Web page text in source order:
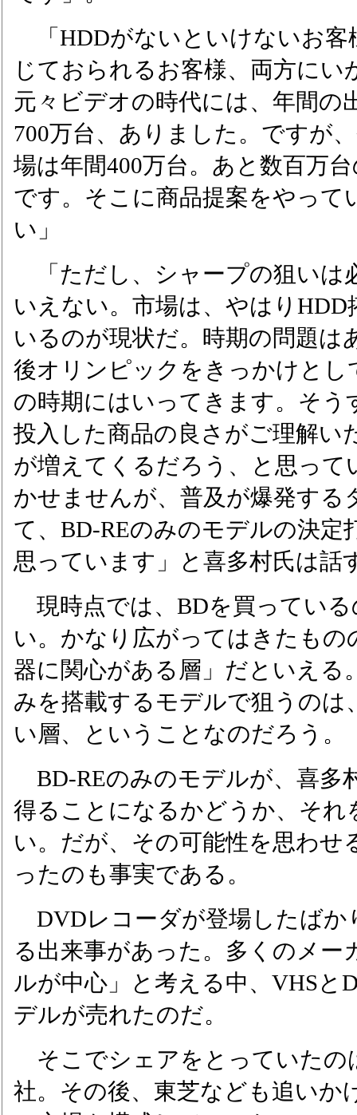
「HDDがないといけないお客
じておられるお客様、両方に
元々ビデオの時代には、年間の
700万台、ありました。ですが
場は年間400万台。あと数百万
です。そこに商品提案をやって
い」
「ただし、シャープの狙いは
いえない。市場は、やはり
いるのが現状だ。時期の問題は
後オリンピックをきっかけとし
の時期にはいってきます。そう
投入した商品の良さがご理解い
が増えてくるだろう、と思って
かせませんが、普及が爆発する
て、BD-REのみのモデルの決定
思っています」と喜多村氏は話
現時点では、BDを買ってい
い。かなり広がってはきたもの
器に関心がある層」だといえる
みを搭載するモデルで狙うのは
い層、ということなのだろう。
BD-REのみのモデルが、喜多
得ることになるかどうか、それ
い。だが、その可能性を思わせ
ったのも事実である。
DVDレコーダが登場したばか
る出来事があった。多くのメー
ルが中心」と考える中、VHSと
デルが売れたのだ。
そこでシェアをとっていたの
社。その後、東芝なども追いか